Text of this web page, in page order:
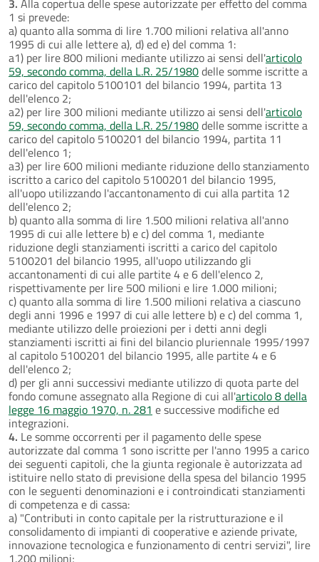
1 si prevede:
a) quanto alla somma di lire 1.700 milioni relativa all'anno
1995 di cui alle lettere a), d) ed e) del comma 1:
a1) per lire 800 milioni mediante utilizzo ai sensi dell'articolo
59, secondo comma, della L.R. 25/1980delle somme iscritte a
carico del capitolo 5100101 del bilancio 1994, partita 13
dell'elenco 2;
a2) per lire 300 milioni mediante utilizzo ai sensi dell'articolo
59, secondo comma, della L.R. 25/1980delle somme iscritte a
carico del capitolo 5100201 del bilancio 1994, partita 11
dell'elenco 1;
a3) per lire 600 milioni mediante riduzione dello stanziamento
iscritto a carico del capitolo 5100201 del bilancio 1995,
all'uopo utilizzando l'accantonamento di cui alla partita 12
dell'elenco 2;
b) quanto alla somma di lire 1.500 milioni relativa all'anno
1995 di cui alle lettere b) e c) del comma 1, mediante
riduzione degli stanziamenti iscritti a carico del capitolo
5100201 del bilancio 1995, all'uopo utilizzando gli
accantonamenti di cui alle partite 4 e 6 dell'elenco 2,
rispettivamente per lire 500 milioni e lire 1.000 milioni;
c) quanto alla somma di lire 1.500 milioni relativa a ciascuno
degli anni 1996 e 1997 di cui alle lettere b) e c) del comma 1,
mediante utilizzo delle proiezioni per i detti anni degli
stanziamenti iscritti ai fini del bilancio pluriennale 1995/1997
al capitolo 5100201 del bilancio 1995, alle partite 4 e 6
dell'elenco 2;
d) per gli anni successivi mediante utilizzo di quota parte del
fondo comune assegnato alla Regione di cui all'articolo 8 della
legge 16 maggio 1970, n. 281 e successive modifiche ed
integrazioni.
4. Le somme occorrenti per il pagamento delle spese
autorizzate dal comma 1 sono iscritte per l'anno 1995 a carico
dei seguenti capitoli, che la giunta regionale è autorizzata ad
istituire nello stato di previsione della spesa del bilancio 1995
con le seguenti denominazioni e i controindicati stanziamenti
di competenza e di cassa:
a) "Contributi in conto capitale per la ristrutturazione e il
consolidamento di impianti di cooperative e aziende private,
innovazione tecnologica e funzionamento di centri servizi", lire
1.200 milioni;